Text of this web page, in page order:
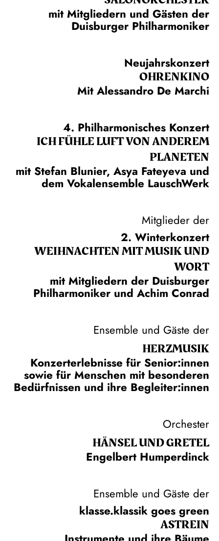
mit Mitgliedern und Gästen der
Duisburger Philharmoniker
Neujahrskonzert
OHRENKINO
Mit Alessandro De Marchi
4. Philharmonisches Konzert
ICH FÜHLE LUFT VON ANDEREM
PLANETEN
mit Stefan Blunier, Asya Fateyeva und
dem Vokalensemble LauschWerk
Mitglieder der
2. Winterkonzert
WEIH­NACHTEN MIT MUSIK UND
WORT
mit Mitgliedern der Duisburger
Philharmoniker und Achim Conrad
Ensemble und Gäste der
HERZ­MUSIK
Konzerterlebnisse für Senior:innen
sowie für Menschen mit besonderen
Bedürfnissen und ihre Begleiter:innen
Orchester
HÄNSEL UND GRETEL
Engelbert Humperdinck
Ensemble und Gäste der
klasse.klassik goes green
ASTREIN